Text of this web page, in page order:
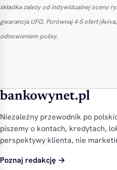
składka zależy od indywidualnej oceny
gwarancja UFG. Porównaj 4-5 ofert
odnowieniem polisy.
bankowynet.pl
Niezależny przewodnik po
piszemy o kontach, kredytach,
perspektywy klienta, nie
Poznaj redakcję →